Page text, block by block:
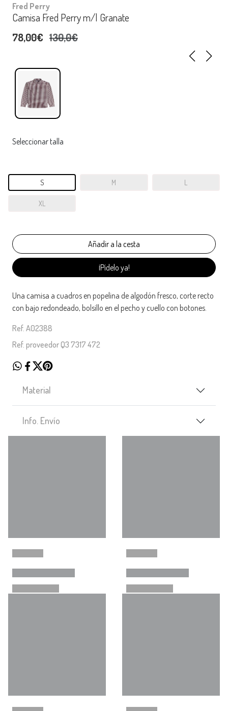
Fred Perry
Camisa Fred Perry m/l Granate
78,00€ 130,0€
Seleccionar talla
S M L
XL
¡Pídelo ya!
Una camisa a cuadros en popelina de algodón fresco, corte recto
con bajo redondeado, bolsillo en el pecho y cuello con botones.
Ref. A02388
Ref. proveedor Q3 7317 472
Material
Info. Envío